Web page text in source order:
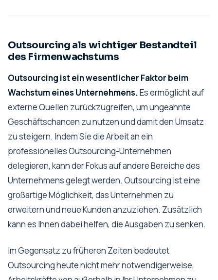
Outsourcing als wichtiger Bestandteil
des Firmenwachstums
Outsourcing ist ein wesentlicher Faktor beim
Wachstum eines Unternehmens.Es ermöglicht auf
externe Quellen zurückzugreifen, um ungeahnte
Geschäftschancen zu nutzen und damit den Umsatz
zu steigern. Indem Sie die Arbeit an ein
professionelles Outsourcing-Unternehmen
delegieren, kann der Fokus auf andere Bereiche des
Unternehmens gelegt werden. Outsourcing ist eine
großartige Möglichkeit, das Unternehmen zu
erweitern und neue Kunden anzuziehen. Zusätzlich
kann es Ihnen dabei helfen, die Ausgaben zu senken.
Im Gegensatz zu früheren Zeiten bedeutet
Outsourcing heute nicht mehr notwendigerweise,